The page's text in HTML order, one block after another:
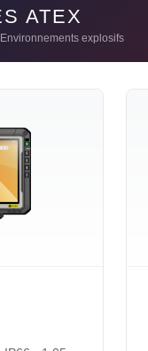
ATEX
explosifs